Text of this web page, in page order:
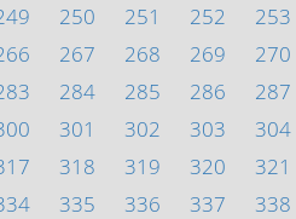
250 251 252 253
267 268 269 270
284 285 286 287
301 302 303 304
318 319 320 321
335 336 337 338